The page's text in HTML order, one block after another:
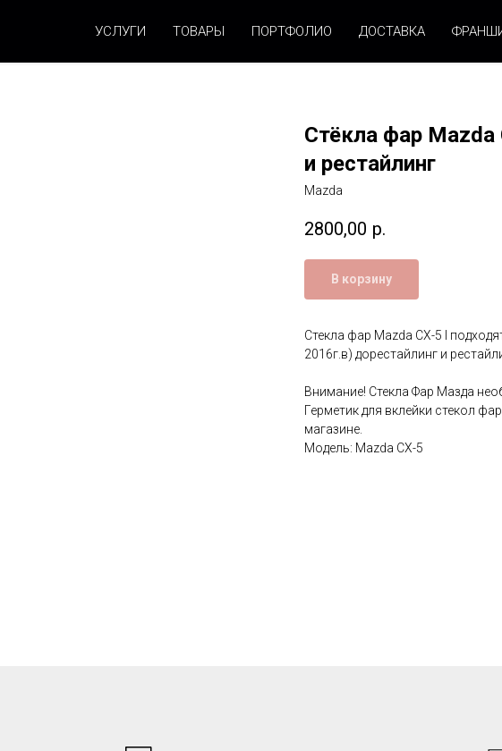
УСЛУГИ ТОВАРЫ ПОРТФОЛИО ДОСТАВКА
Стёкла фар Mazda
и рестайлинг
Mazda
2800,00 р.
В корзину
Стекла фар Mazda CX-5 I
2016г.в) дорестайлинг и
Внимание! Стекла Фар Мазда
Герметик для вклейки стекол
магазине.
Модель: Mazda CX-5